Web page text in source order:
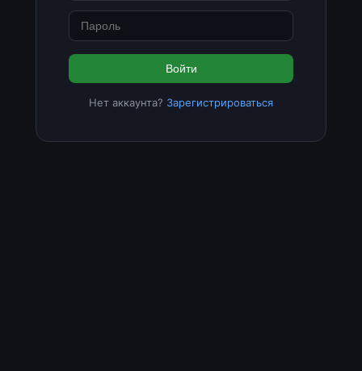
Войти
Нет аккаунта? Зарегистрироваться